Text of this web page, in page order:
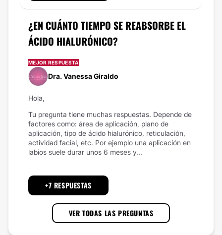
¿EN CUÁNTO TIEMPO SE REABSORBE EL
ÁCIDO HIALURÓNICO?
MEJOR RESPUESTA
Dra. Vanessa Giraldo
Hola,
Tu pregunta tiene muchas respuestas. Depende de
factores como: área de aplicación, plano de
aplicación, tipo de ácido hialurónico, reticulación,
actividad facial, etc. Por ejemplo una aplicación en
labios suele durar unos 6 meses y...
+7 RESPUESTAS
VER TODAS LAS PREGUNTAS